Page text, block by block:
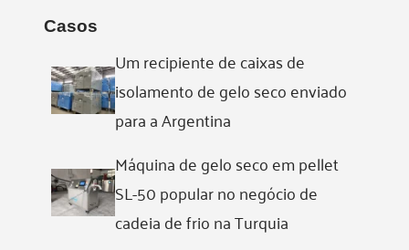
Casos
Um recipiente de caixas de
isolamento de gelo seco enviado
para a Argentina
Máquina de gelo seco em pellet
SL-50 popular no negócio de
cadeia de frio na Turquia